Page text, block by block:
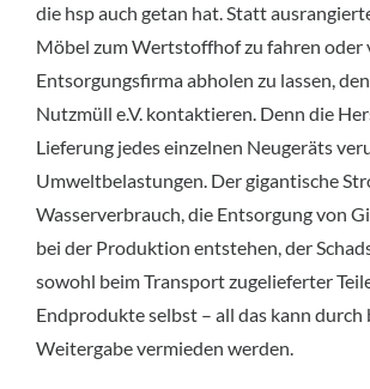
die hsp auch getan hat. Statt
Möbel zum Wertstoffhof zu fahren oder
Entsorgungsfirma abholen zu lassen,
Nutzmüll e.V. kontaktieren. Denn die
Lieferung jedes einzelnen Neugeräts
Umweltbelastungen. Der gigantische
Wasserverbrauch, die Entsorgung von
bei der Produktion entstehen, der
sowohl beim Transport zugelieferter
Endprodukte selbst – all das kann durch
Weitergabe vermieden werden.